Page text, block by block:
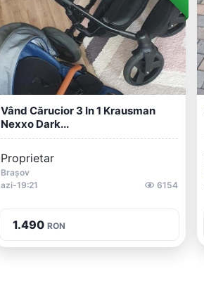
Vând Cărucior 3 In 1 Krausman
Nexxo Dark...
Proprietar
Brașov
azi-19:21
6154
1.490 RON